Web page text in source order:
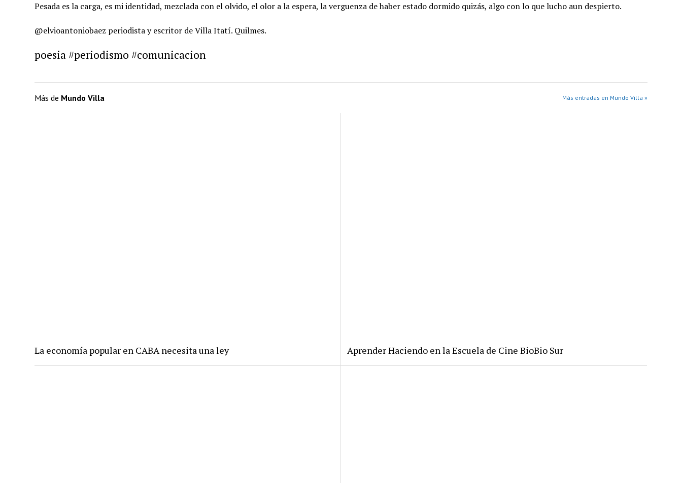
Pesada es la carga, es mi identidad, mezclada con el olvido, el olor a la espera, la verguenza de haber estado dormido quizás, algo con lo que lucho aun despierto.
@elvioantoniobaez periodista y escritor de Villa Itatí. Quilmes.
poesia #periodismo #comunicacion
Más de Mundo Villa Más entradas en Mundo Villa »
La economía popular en CABA necesita una ley Aprender Haciendo en la Escuela de Cine BioBio Sur